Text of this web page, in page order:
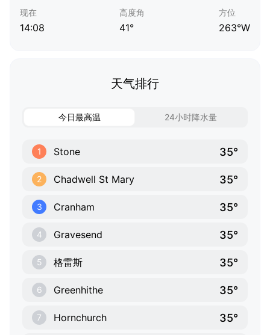
现在
14:08
高度角
41°
方位
263°W
天气排行
今日最高温 24小时降水量
1 Stone 35°
2 Chadwell St Mary 35°
3 Cranham 35°
4 Gravesend 35°
5 格雷斯 35°
6 Greenhithe 35°
7 Hornchurch 35°